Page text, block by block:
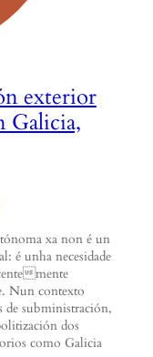
exterior
Galicia,
xa non é un
é unha necesidade
mente
Nun contexto
de subministración,
dos
como Galicia